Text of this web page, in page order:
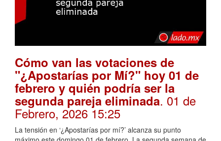
Cómo van las votaciones de
"¿Apostarías por Mí?" hoy 01 de
febrero y quién podría ser la
segunda pareja eliminada. 01 de
Febrero, 2026 15:25
La tensión en ‘¿Apostarías por mí?’ alcanza su punto